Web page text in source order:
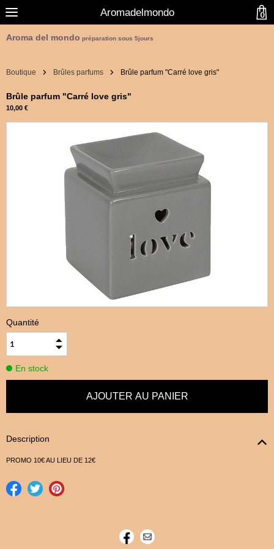
Aromadelmondo
Aroma del mondo préparation sous 5jours
Boutique Brûles parfums Brûle parfum "Carré love gris"
Brûle parfum "Carré love gris"
10,00 €
Quantité
En stock
Description
PROMO 10€ AU LIEU DE 12€
0